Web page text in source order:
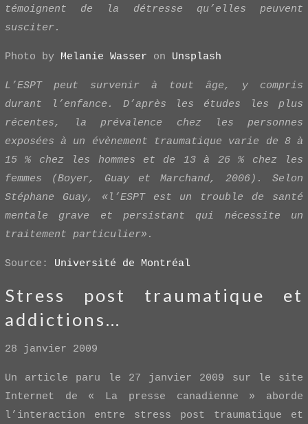
témoignent de la détresse qu’elles peuvent
susciter.
Photo by Melanie Wasser on Unsplash
L’ESPT peut survenir à tout âge, y compris
durant l’enfance. D’après les études les plus
récentes, la prévalence chez les personnes
exposées à un évènement traumatique varie de 8 à
15 % chez les hommes et de 13 à 26 % chez les
femmes (Boyer, Guay et Marchand, 2006). Selon
Stéphane Guay, «l’ESPT est un trouble de santé
mentale grave et persistant qui nécessite un
traitement particulier».
Source: Université de Montréal
Stress post traumatique et
addictions…
28 janvier 2009
Un article paru le 27 janvier 2009 sur le site
Internet de « La presse canadienne » aborde
l’interaction entre stress post traumatique et